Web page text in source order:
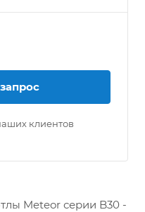
клиентов
Meteor серии B30 -